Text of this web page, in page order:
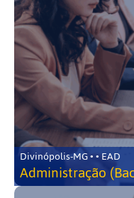
Divinópolis-MG • • EAD
Administração